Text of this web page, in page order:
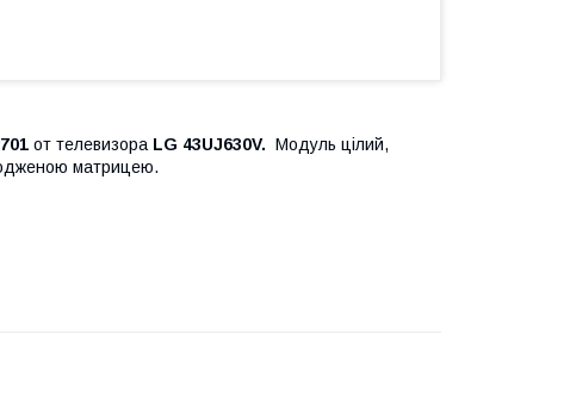
от телевизора LG 43UJ630V. Модуль цілий,
матрицею.